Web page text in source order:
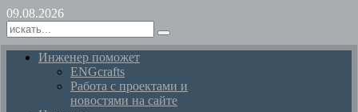
09.08.2026
Инженер поможет
ENGcrafts
Работа с проектами и
новостями на сайте